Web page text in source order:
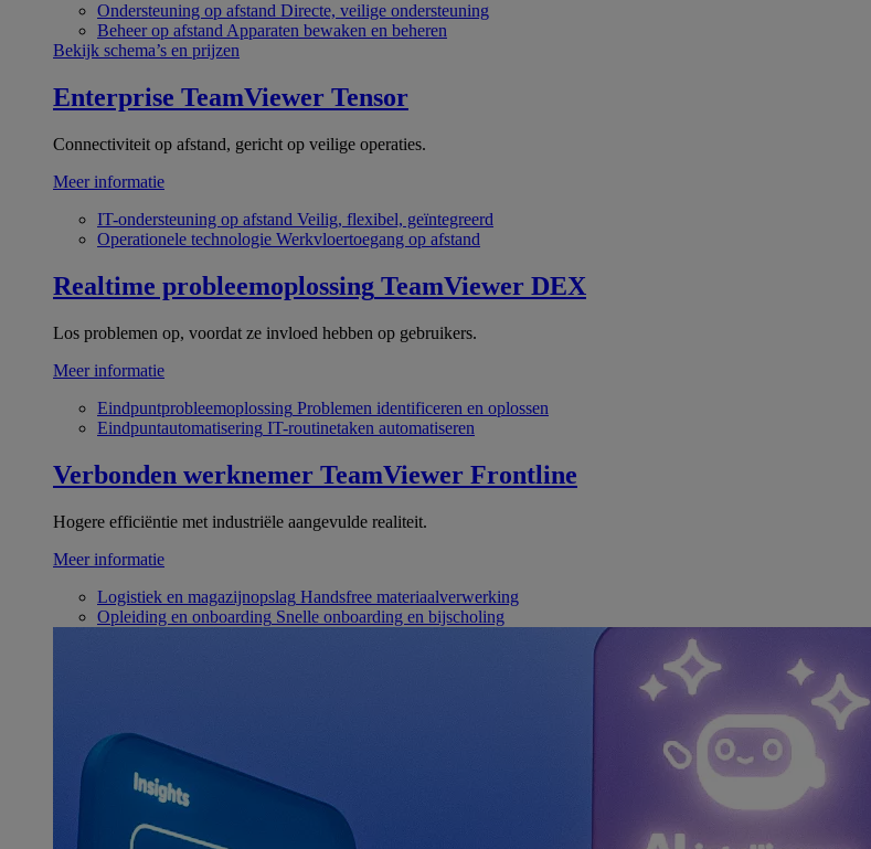
Ondersteuning op afstand Directe, veilige ondersteuning
Beheer op afstand Apparaten bewaken en beheren
Bekijk schema’s en prijzen
Enterprise TeamViewer Tensor
Connectiviteit op afstand, gericht op veilige operaties.
Meer informatie
IT-ondersteuning op afstand Veilig, flexibel, geïntegreerd
Operationele technologie Werkvloertoegang op afstand
Realtime probleemoplossing TeamViewer DEX
Los problemen op, voordat ze invloed hebben op gebruikers.
Meer informatie
Eindpuntprobleemoplossing Problemen identificeren en oplossen
Eindpuntautomatisering IT-routinetaken automatiseren
Verbonden werknemer TeamViewer Frontline
Hogere efficiëntie met industriële aangevulde realiteit.
Meer informatie
Logistiek en magazijnopslag Handsfree materiaalverwerking
Opleiding en onboarding Snelle onboarding en bijscholing